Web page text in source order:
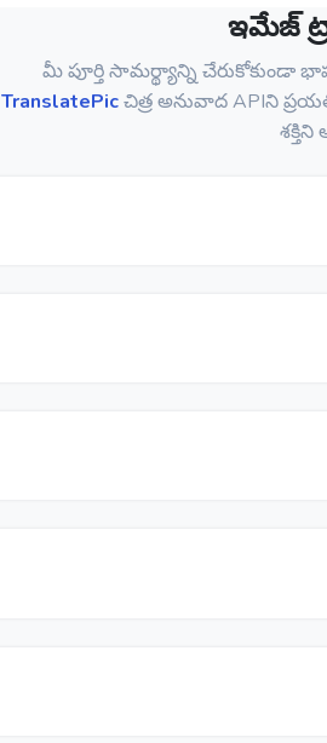
ఇమేజ్
మీ పూర్తి సామర్థ్యాన్ని చేరుకోకుండా
TranslatePicచిత్ర అనువాద APIని